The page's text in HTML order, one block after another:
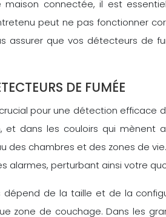
connectée, il est
peut ne pas fonctionner
assurer que vos détecteurs
DE FUMÉE
pour une détection efficace
dans les couloirs qui mènent
chambres et des zones de
perturbant ainsi votre
de la taille et de la
zone de couchage. Dans les